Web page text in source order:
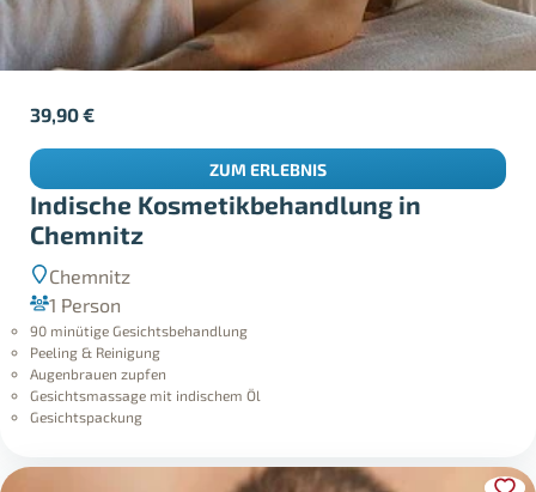
Indische Kosmetikbehandlung in
Chemnitz
Chemnitz
1 Person
90 minütige Gesichtsbehandlung
Peeling & Reinigung
Augenbrauen zupfen
Gesichtsmassage mit indischem Öl
Gesichtspackung
39,90€
ZUM ERLEBNIS